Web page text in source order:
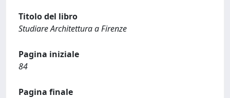
Titolo del libro
Studiare Architettura a Firenze
Pagina iniziale
84
Pagina finale